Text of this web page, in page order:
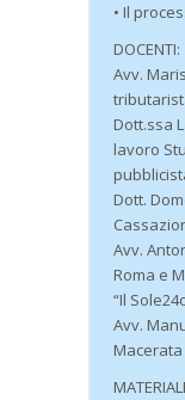
• Il
DOCENTI:
Avv.
Dott.ssa
lavoro
Dott.
Avv.
Roma e
“Il
Avv.
Macerata